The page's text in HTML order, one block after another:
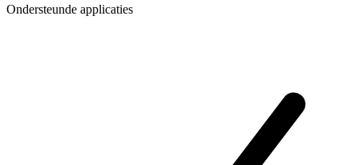
Ondersteunde applicaties